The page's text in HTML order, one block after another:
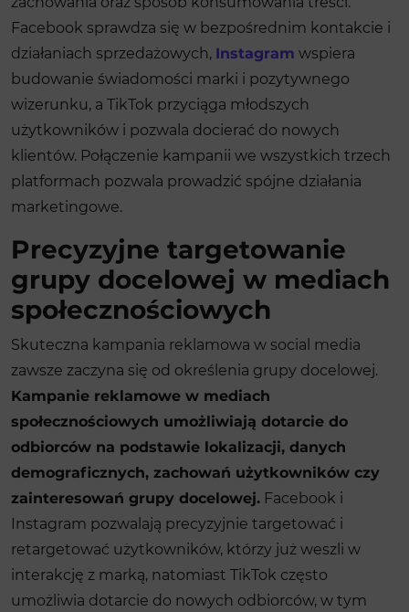
Facebook sprawdza się w bezpośrednim kontakcie i
działaniach sprzedażowych, Instagram wspiera
budowanie świadomości marki i pozytywnego
wizerunku, a TikTok przyciąga młodszych
użytkowników i pozwala docierać do nowych
klientów. Połączenie kampanii we wszystkich trzech
platformach pozwala prowadzić spójne działania
marketingowe.
Precyzyjne targetowanie
grupy docelowej w mediach
społecznościowych
Skuteczna kampania reklamowa w social media
zawsze zaczyna się od określenia grupy docelowej.
Kampanie reklamowe w mediach
społecznościowych umożliwiają dotarcie do
odbiorców na podstawie lokalizacji, danych
demograficznych, zachowań użytkowników czy
zainteresowań grupy docelowej. Facebook i
Instagram pozwalają precyzyjnie targetować i
retargetować użytkowników, którzy już weszli w
interakcję z marką, natomiast TikTok często
umożliwia dotarcie do nowych odbiorców, w tym